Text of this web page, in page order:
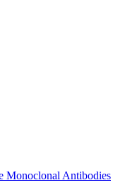
Monoclonal Antibodies